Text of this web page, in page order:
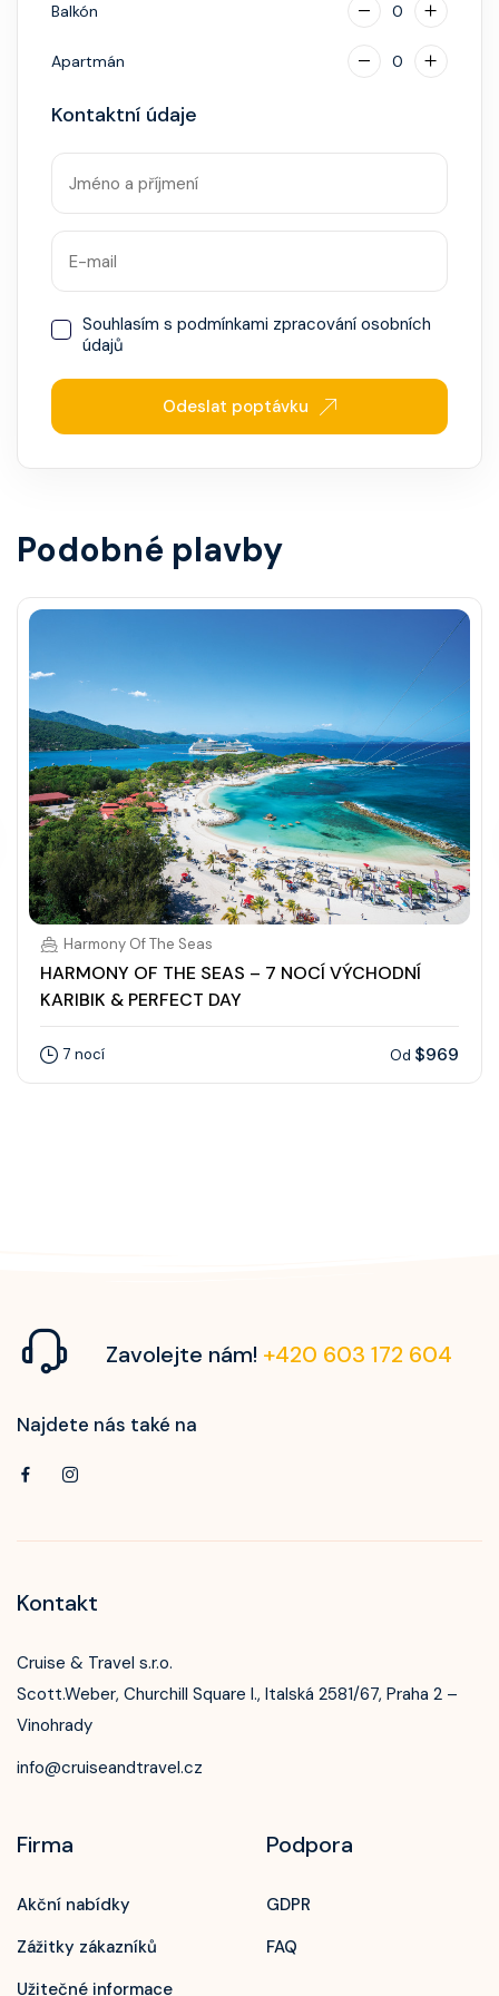
Balkón 0
Apartmán 0
Kontaktní údaje
Souhlasím s podmínkami zpracování osobních
údajů
Odeslat poptávku
Podobné plavby
Harmony Of The Seas
HARMONY OF THE SEAS – 7 NOCÍ VÝCHODNÍ
KARIBIK & PERFECT DAY
7 nocí Od $969
Zavolejte nám! +420 603 172 604
Najdete nás také na
Kontakt
Cruise & Travel s.r.o.
Scott.Weber, Churchill Square I., Italská 2581/67, Praha 2 –
Vinohrady
info@cruiseandtravel.cz
Firma
Akční nabídky
Zážitky zákazníků
Užitečné informace
Podpora
GDPR
FAQ